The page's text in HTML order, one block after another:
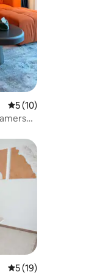
Gemiddelde
5 (10)
Gemiddelde
5 (19)